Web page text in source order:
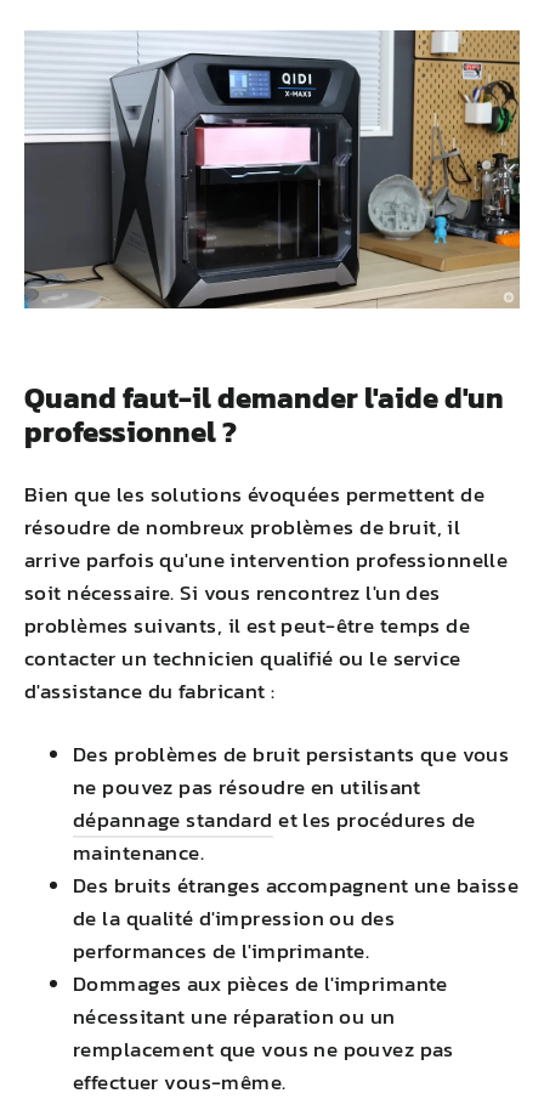
Quand faut-il demander l'aide d'un
professionnel ?
Bien que les solutions évoquées permettent de
résoudre de nombreux problèmes de bruit, il
arrive parfois qu'une intervention professionnelle
soit nécessaire. Si vous rencontrez l'un des
problèmes suivants, il est peut-être temps de
contacter un technicien qualifié ou le service
d'assistance du fabricant :
Des problèmes de bruit persistants que vous
ne pouvez pas résoudre en utilisant
dépannage standard et les procédures de
maintenance.
Des bruits étranges accompagnent une baisse
de la qualité d'impression ou des
performances de l'imprimante.
Dommages aux pièces de l'imprimante
nécessitant une réparation ou un
remplacement que vous ne pouvez pas
effectuer vous-même.